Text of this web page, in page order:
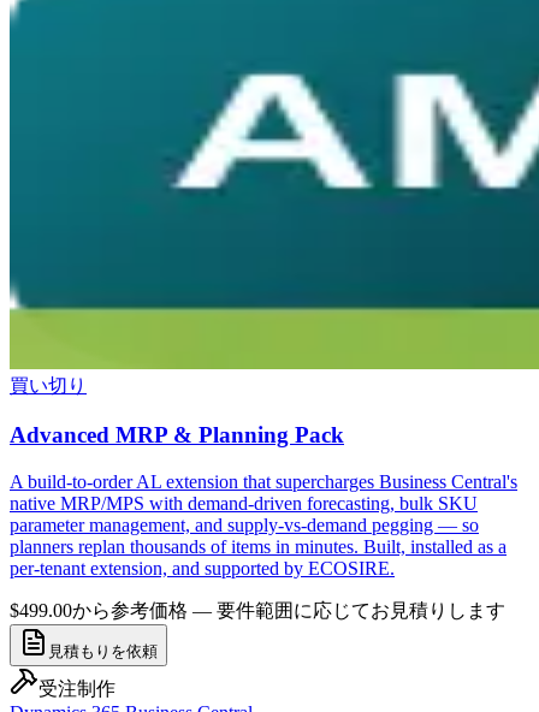
買い切り
Advanced MRP & Planning Pack
A build-to-order AL extension that supercharges Business Central's
native MRP/MPS with demand-driven forecasting, bulk SKU
parameter management, and supply-vs-demand pegging — so
planners replan thousands of items in minutes. Built, installed as a
per-tenant extension, and supported by ECOSIRE.
$499.00から参考価格 — 要件範囲に応じてお見積りします
見積もりを依頼
受注制作